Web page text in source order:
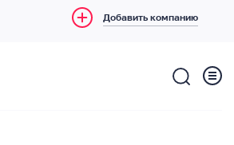
Добавить компанию